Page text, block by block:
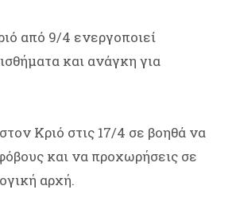
από 9/4 ενεργοποιεί
και ανάγκη για
Κριό στις 17/4 σε βοηθά να
και να προχωρήσεις σε
αρχή.